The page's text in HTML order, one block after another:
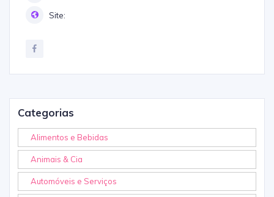
Site:
Categorias
Alimentos e Bebidas
Animais & Cia
Automóveis e Serviços